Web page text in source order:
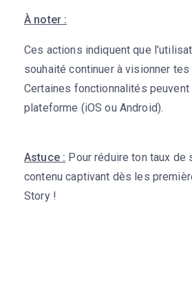
À noter :
Ces actions indiquent que
souhaité continuer à visionner tes
Certaines fonctionnalités
plateforme (iOS ou Android).
Astuce : Pour réduire ton taux de
contenu captivant dès les
Story !